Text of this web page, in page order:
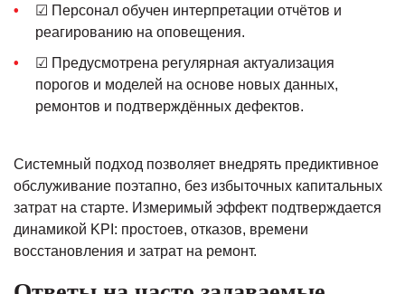
☑ Персонал обучен интерпретации отчётов и
реагированию на оповещения.
☑ Предусмотрена регулярная актуализация
порогов и моделей на основе новых данных,
ремонтов и подтверждённых дефектов.
Системный подход позволяет внедрять предиктивное
обслуживание поэтапно, без избыточных капитальных
затрат на старте. Измеримый эффект подтверждается
динамикой KPI: простоев, отказов, времени
восстановления и затрат на ремонт.